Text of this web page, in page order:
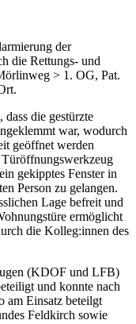
der
die Rettungs- und
> 1. OG, Pat.
die gestürzte
war, wodurch
geöffnet werden
gekipptes Fenster in
Person zu gelangen.
Lage befreit und
ermöglicht
die Kolleg:innen des
(KDOF und LFB)
und konnte nach
am Einsatz beteilgt
Feldkirch sowie